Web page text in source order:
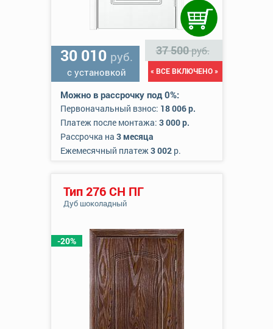
30 010 руб.
с установкой
37 500руб.
« ВСЕ ВКЛЮЧЕНО »
Можно в рассрочку под 0%:
Первоначальный взнос: 18 006 р.
Платеж после монтажа: 3 000 р.
Рассрочка на 3 месяца
Ежемесячный платеж3 002р.
-20%
Тип 276 СН ПГ
Дуб шоколадный